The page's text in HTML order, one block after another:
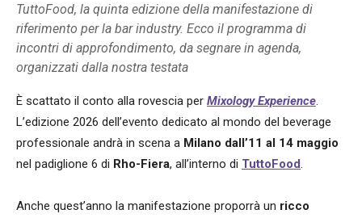
TuttoFood, la quinta edizione della manifestazione di
riferimento per la bar industry. Ecco il programma di
incontri di approfondimento, da segnare in agenda,
organizzati dalla nostra testata
È scattato il conto alla rovescia per Mixology Experience.
L’edizione 2026 dell’evento dedicato al mondo del beverage
professionale andrà in scena a Milano dall’11 al 14 maggio
nel padiglione 6 di Rho-Fiera, all’interno di TuttoFood.
Anche quest’anno la manifestazione proporrà un ricco